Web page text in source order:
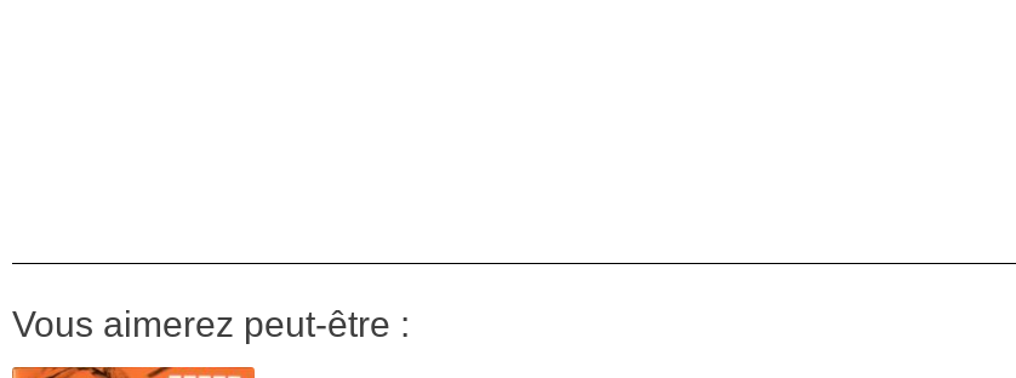
Vous aimerez peut-être :